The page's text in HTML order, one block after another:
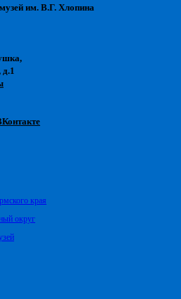
им. В.Г. Хлопина
края
округ